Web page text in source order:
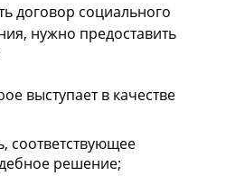
договор социального
нужно предоставить
выступает в качестве
соответствующее
решение;